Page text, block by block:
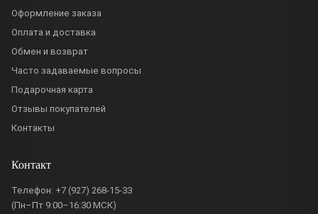
Оформление заказа
Оплата и доставка
Обмен и возврат
Часто задаваемые вопросы
Подарочная карта
Отзывы покупателей
Контакты
Контакт
Телефон: +7 (927) 268-15-33
(Пн–Пт 9:00–16:30 МСК)